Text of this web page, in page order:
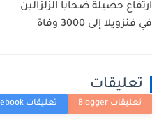
ارتفاع حصيلة ضحايا الزلزالين
في فنزويلا إلى 3000 وفاة
تعليقات